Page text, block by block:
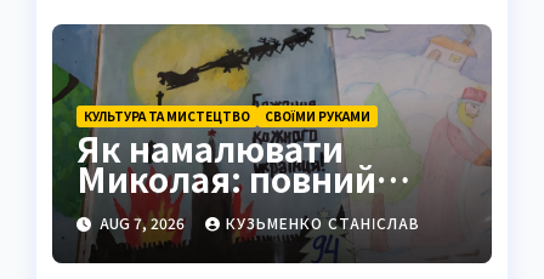
КУЛЬТУРА ТА МИСТЕЦТВО СВОЇМИ РУКАМИ
Як намалювати
Миколая: повний
покроковий гайд з
секретами майстрів
AUG 7, 2026 КУЗЬМЕНКО СТАНІСЛАВ